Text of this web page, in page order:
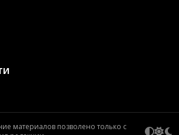
материалов позволено только с